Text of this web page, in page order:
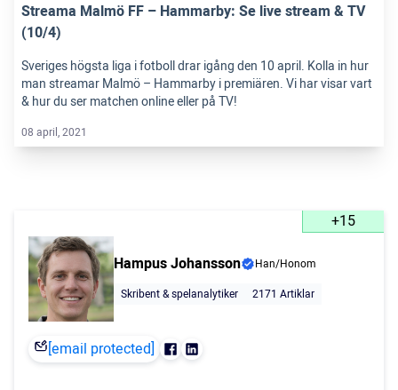
Streama Malmö FF – Hammarby: Se live stream & TV
(10/4)
Sveriges högsta liga i fotboll drar igång den 10 april. Kolla in hur
man streamar Malmö – Hammarby i premiären. Vi har visar vart
& hur du ser matchen online eller på TV!
08 april, 2021
+15
Hampus Johansson
Han/Honom
Skribent & spelanalytiker
2171 Artiklar
[email protected]